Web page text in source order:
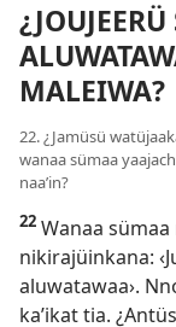
MALEIWA?
22. ¿Jamüsü
wanaa sümaa
naaʼin?
22 Wanaa
nikirajüinkana:
aluwatawaa›.
kaʼikat tia.